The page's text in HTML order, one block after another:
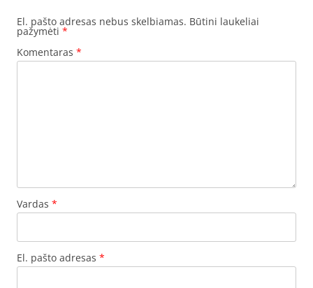
El. pašto adresas nebus skelbiamas. Būtini laukeliai
pažymėti *
Komentaras *
Vardas *
El. pašto adresas *